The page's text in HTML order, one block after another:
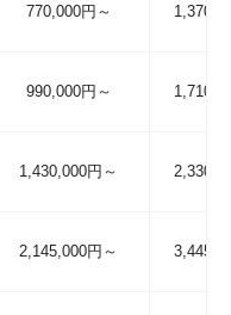
770,000円～
990,000円～
1,430,000円～
2,145,000円～